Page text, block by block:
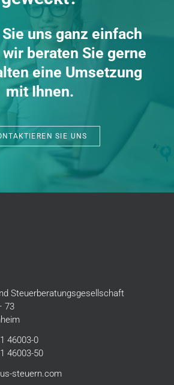
uns ganz einfach
beraten Sie gerne
eine Umsetzung
mit Ihnen.
SIE UNS
Steuerberatungsgesellschaft
73
46003-0
46003-50
steuern.com